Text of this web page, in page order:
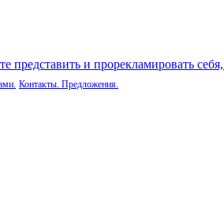
представить и прорекламировать
Контакты. Предложения.